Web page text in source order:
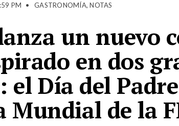
PM • GASTRONOMÍA,NOTAS
un nuevo
en dos
el Día del
Mundial de la